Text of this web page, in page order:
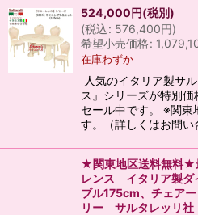
524,000円(税別)
(税込: 576,400円)
希望小売価格:
在庫わずか
人気のイタリア製サ
ス』シリーズが特別
セール中です。 ※関東
す。（詳しくはお問
★関東地区送料無料★
レンス イタリア製ダ
ブル175cm、チェア
リー サルタレッリ社